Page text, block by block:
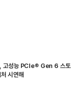
, 고성능 PCIe® Gen 6 스토
시연해